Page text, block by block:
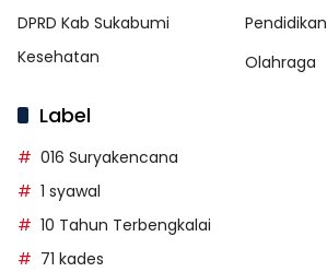
DPRD Kab Sukabumi
Pendidikan
Kesehatan
Olahraga
Label
016 Suryakencana
1 syawal
10 Tahun Terbengkalai
71 kades